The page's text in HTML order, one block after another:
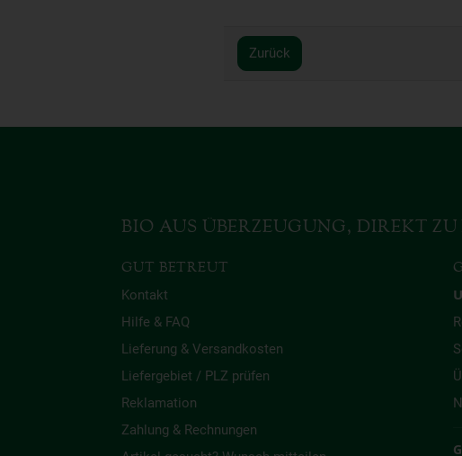
Zurück
BIO AUS ÜBERZEUGUNG, DIREKT
GUT BETREUT
Kontakt
Hilfe & FAQ
Lieferung & Versandkosten
Liefergebiet / PLZ prüfen
Reklamation
Zahlung & Rechnungen